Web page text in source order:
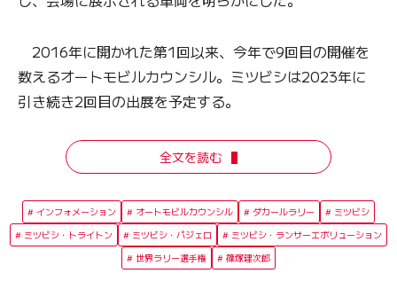
2016年に開かれた第1回以来、今年で9回目の開催を
数えるオートモビルカウンシル。ミツビシは2023年に
引き続き2回目の出展を予定する。
全文を読む
インフォメーション オートモビルカウンシル ダカールラリー
ミツビシ
ミツビシ・トライトン
ミツビシ・パジェロ
ミツビシ・ランサーエボリューション
世界ラリー選手権
篠塚建次郎